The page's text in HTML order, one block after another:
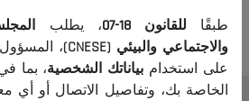
طبقًا للقانون 18-07 ، يطلب
والاجتماعي والبيئي (CNESE)
،
على استخدام بياناتك الشخصية، بما
الخاصة بك، وتفاصيل الاتصال أو أي